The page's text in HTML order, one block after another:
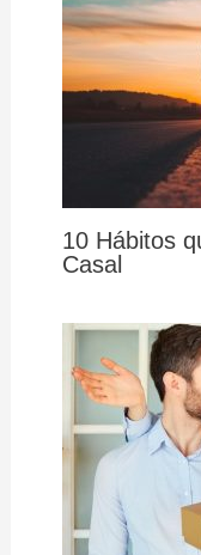
10 Hábitos
Casal